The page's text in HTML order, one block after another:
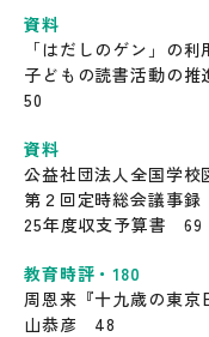
資料
「はだしのゲン」の
子どもの読書活動の
50
資料
公益社団法人全国学
第２回定時総会議事
25年度収支予算書 69
教育時評・180
周恩来『十九歳の東京
山恭彦 48